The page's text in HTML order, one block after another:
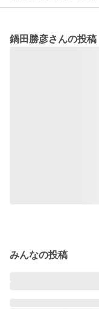
鍋田勝彦さんの投稿
みんなの投稿